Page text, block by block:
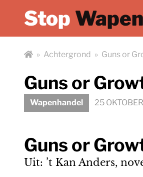
Stop
» Achtergrond » Guns or
Guns or
Wapenhandel 25
Guns or
Uit: ’t Kan Anders,